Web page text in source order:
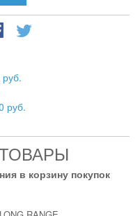
руб.
в корзину покупок